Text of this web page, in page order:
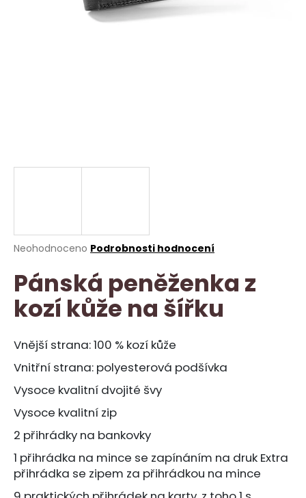
Průměrné
produktu
je
0,0
hvězdiček.
Neohodnoceno Podrobnosti hodnocení
Pánská peněženka z
kozí kůže na šířku
Vnější strana: 100 % kozí kůže
Vnitřní strana: polyesterová podšívka
Vysoce kvalitní dvojité švy
Vysoce kvalitní zip
2 přihrádky na bankovky
1 přihrádka na mince se zapínáním na druk Extra
přihrádka se zipem za přihrádkou na mince
o
p
r
u
č
j
e
m
e
POTAH
NA
VOLANT
549
Kč